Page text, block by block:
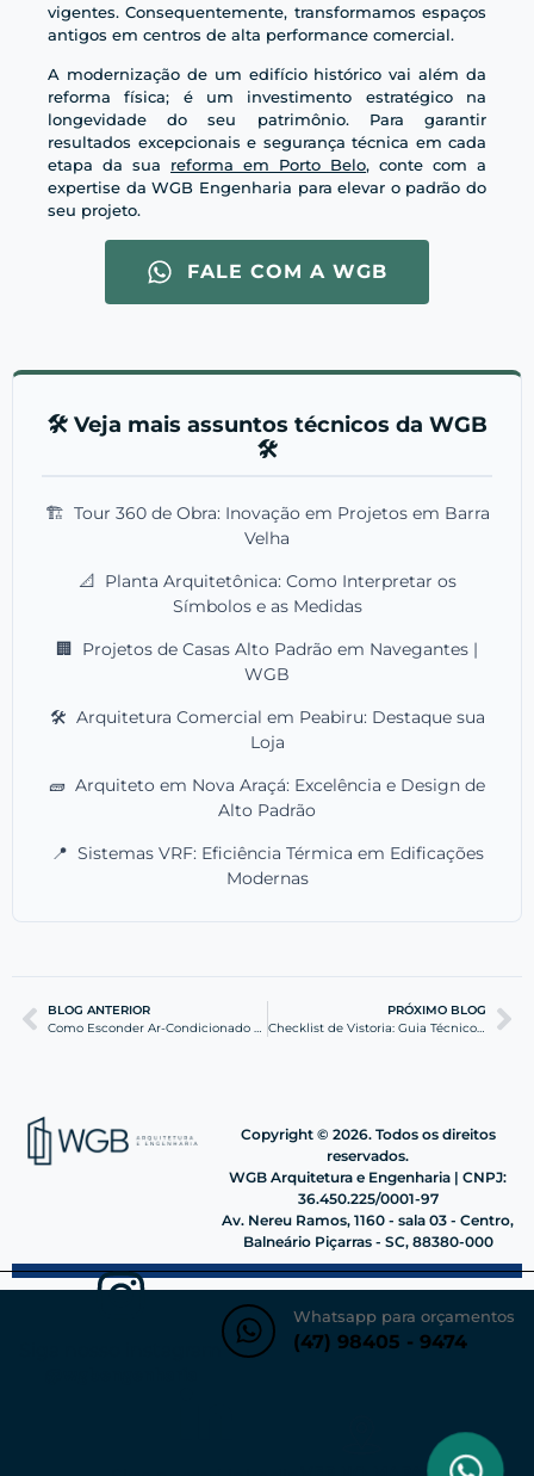
vigentes. Consequentemente, transformamos espaços
antigos em centros de alta performance comercial.
A modernização de um edifício histórico vai além da
reforma física; é um investimento estratégico na
longevidade do seu patrimônio. Para garantir
resultados excepcionais e segurança técnica em cada
etapa da sua reforma em Porto Belo, conte com a
expertise da WGB Engenharia para elevar o padrão do
seu projeto.
FALE COM A WGB
🛠️ Veja mais assuntos técnicos da WGB
🛠️
🏗️ Tour 360 de Obra: Inovação em Projetos em Barra
Velha
📐 Planta Arquitetônica: Como Interpretar os
Símbolos e as Medidas
🏢 Projetos de Casas Alto Padrão em Navegantes |
WGB
🛠️ Arquitetura Comercial em Peabiru: Destaque sua
Loja
🧱 Arquiteto em Nova Araçá: Excelência e Design de
Alto Padrão
📍 Sistemas VRF: Eficiência Térmica em Edificações
Modernas
BLOG ANTERIOR
Como Esconder Ar-Condicionado com Design e Precisão BIM
PRÓXIMO BLOG
Checklist de Vistoria: Guia Técnico para Entrega de Chaves
Copyright © 2026. Todos os direitos
reservados.
WGB Arquitetura e Engenharia | CNPJ:
36.450.225/0001-97
Av. Nereu Ramos, 1160 - sala 03 - Centro,
Balneário Piçarras - SC, 88380-000
Whatsapp para orçamentos
(47) 98405 - 9474